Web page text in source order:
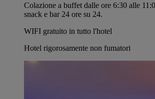
Colazione a buffet dalle ore 6:30 alle
snack e bar 24 ore su 24.
WIFI gratuito in tutto l'hotel
Hotel rigorosamente non fumatori